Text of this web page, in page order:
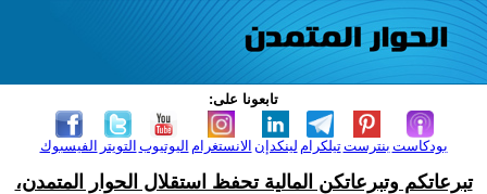
تابعونا على:
الفيسبوك التويتر اليوتيوب الانستغرام لينكدإن تيلكرامبنترست بودكاست
تبرعاتكم وتبرعاتكن المالية تحفظ استقلال الحوار المتمدن،